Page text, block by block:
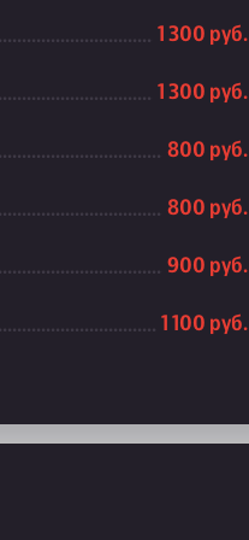
1 300 руб.
1 300 руб.
800 руб.
800 руб.
900 руб.
1 100 руб.